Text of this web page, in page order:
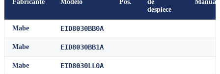
Fabricante Modelo Pos.
de
despiece
Manual
Mabe EID8030BB0A
Mabe EID8030BB1A
Mabe EID8030LL0A